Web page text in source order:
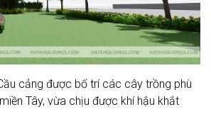
cảng được bố trí các cây trồng phù
Tây, vừa chịu được khí hậu khắt